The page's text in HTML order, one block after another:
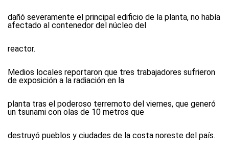
dañó severamente el principal edificio de la planta, no había
afectado al contenedor del núcleo del
reactor.
Medios locales reportaron que tres trabajadores sufrieron
de exposición a la radiación en la
planta tras el poderoso terremoto del viernes, que generó
un tsunami con olas de 10 metros que
destruyó pueblos y ciudades de la costa noreste del país.